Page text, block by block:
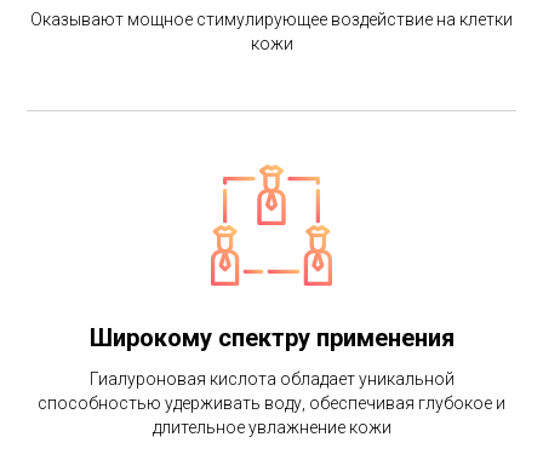
Оказывают мощное стимулирующее воздействие на клетки
кожи
Широкому спектру применения
Гиалуроновая кислота обладает уникальной
способностью удерживать воду, обеспечивая глубокое и
длительное увлажнение кожи